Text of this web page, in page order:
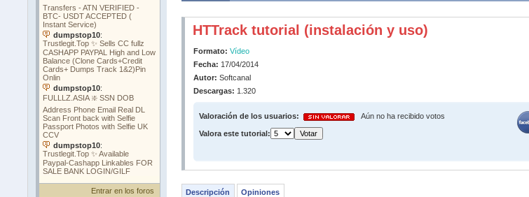
Entrar en los foros
HTTrack tutorial (instalación y uso)
Formato: Vídeo
Fecha: 17/04/2014
Autor: Softcanal
Descargas: 1.320
Valoración de los usuarios: Aún no ha recibido votos
Valora este tutorial:
Descripción Opiniones